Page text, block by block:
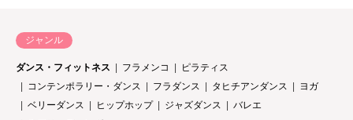
ジャンル
ダンス・フィットネス フラメンコ
ピラティス
コンテンポラリー・ダンス
フラダンス タヒチアンダンス
ヨガ
ベリーダンス
ヒップホップ ジャズダンス
バレエ